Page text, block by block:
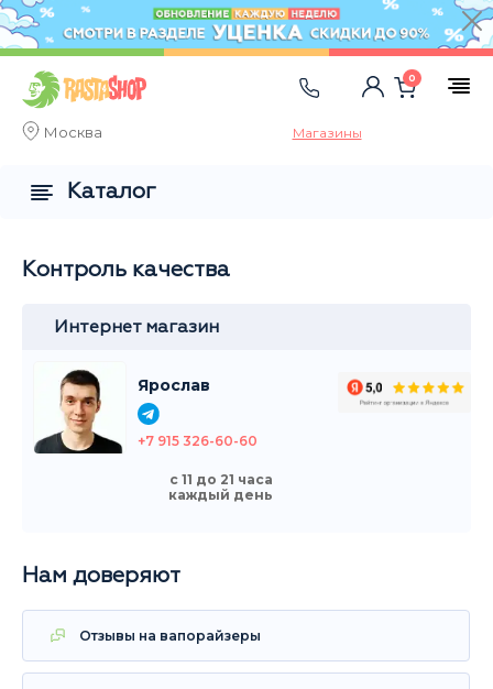
Москва Магазины
0
Контроль качества
Интернет магазин
Ярослав
+7 915 326-60-60
с 11 до 21 часа
каждый день
Нам доверяют
Отзывы на вапорайзеры
Каталог